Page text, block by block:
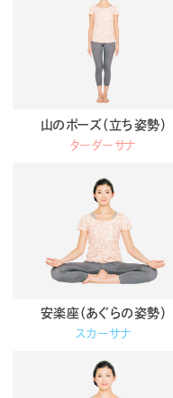
山のポーズ（立ち姿勢）
ターダーサナ
安楽座（あぐらの姿勢）
スカーサナ